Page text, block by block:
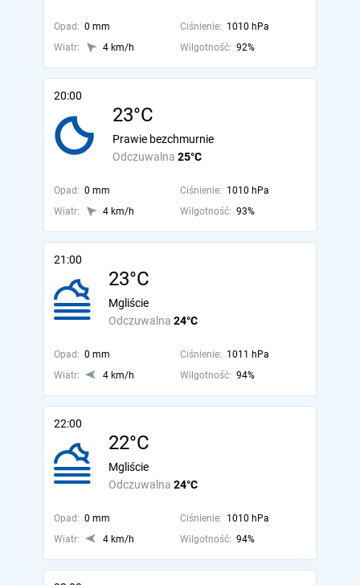
Opad: 0 mm Ciśnienie: 1010 hPa
Wiatr:
4 km/h Wilgotność: 92%
20:00
23°C
Odczuwalna 25°C
Prawie bezchmurnie
Opad: 0 mm Ciśnienie: 1010 hPa
Wiatr:
4 km/h Wilgotność: 93%
21:00
23°C
Odczuwalna 24°C
Mgliście
Opad: 0 mm Ciśnienie: 1011 hPa
Wiatr:
4 km/h Wilgotność: 94%
22:00
22°C
Odczuwalna 24°C
Mgliście
Opad: 0 mm Ciśnienie: 1010 hPa
Wiatr:
4 km/h Wilgotność: 94%